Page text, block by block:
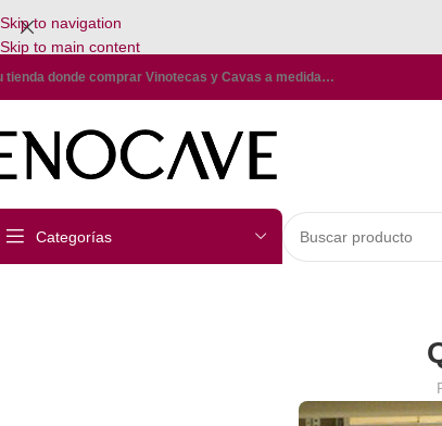
Skip to navigation
Skip to main content
tienda donde comprar Vinotecas y Cavas a medida…
Categorías